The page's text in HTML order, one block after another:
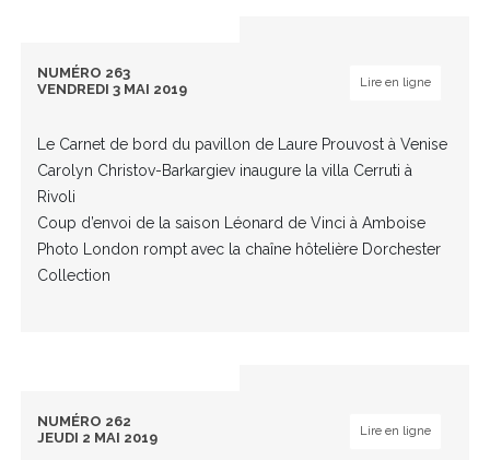
NUMÉRO 263
VENDREDI 3 MAI 2019
Lire en ligne
Le Carnet de bord du pavillon de Laure Prouvost à Venise
Carolyn Christov-Barkargiev inaugure la villa Cerruti à
Rivoli
Coup d’envoi de la saison Léonard de Vinci à Amboise
Photo London rompt avec la chaîne hôtelière Dorchester
Collection
NUMÉRO 262
JEUDI 2 MAI 2019
Lire en ligne